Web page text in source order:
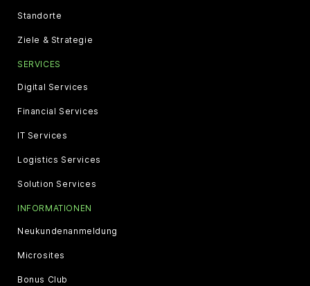
Standorte
Ziele & Strategie
SERVICES
Digital Services
Financial Services
IT Services
Logistics Services
Solution Services
INFORMATIONEN
Neukundenanmeldung
Microsites
Bonus Club